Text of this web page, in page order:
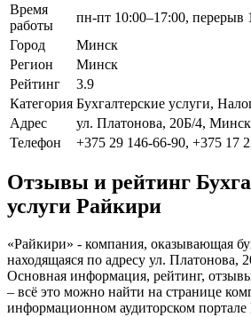
Время
работы
пн-пт 10:00–17:00, перерыв
Город
Минск
Регион
Минск
Рейтинг
3.9
Категория Бухгалтерские услуги,
Адрес
ул. Платонова, 20Б/4,
Телефон
+375 29 146-66-90, +375 17
Отзывы и рейтинг
услуги Райкири
«Райкири» - компания, оказывающая
находящаяся по адресу ул. Платонова,
Основная информация, рейтинг,
– всё это можно найти на странице
информационном аудиторском портале